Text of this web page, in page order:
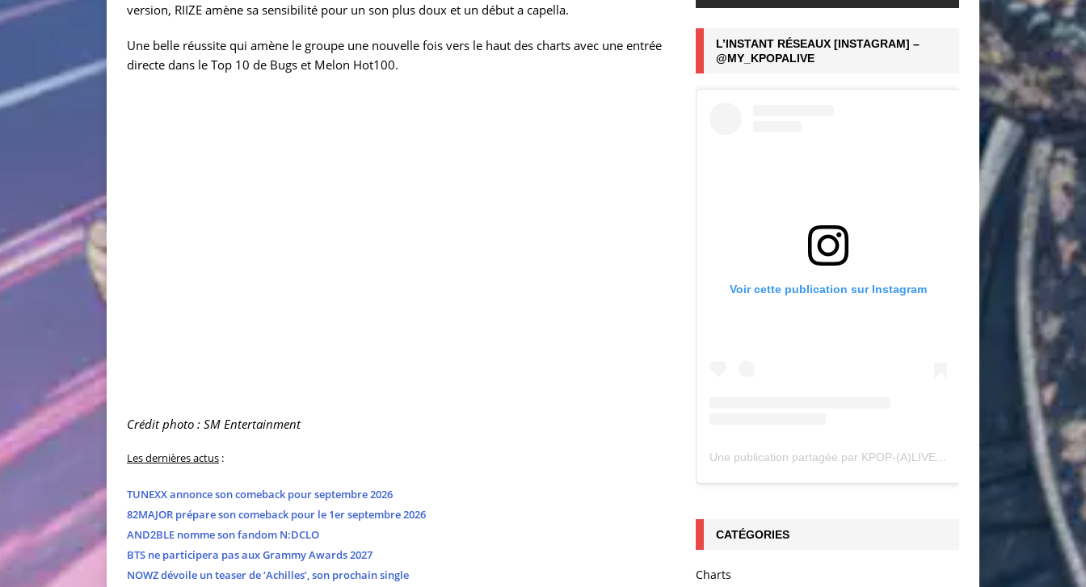
version, RIIZE amène sa sensibilité pour un son plus doux et un début a capella.
Une belle réussite qui amène le groupe une nouvelle fois vers le haut des charts avec une entrée
directe dans le Top 10 de Bugs et Melon Hot100.
Crédit photo : SM Entertainment
Les dernières actus :
TUNEXX annonce son comeback pour septembre 2026
82MAJOR prépare son comeback pour le 1er septembre 2026
AND2BLE nomme son fandom N:DCLO
BTS ne participera pas aux Grammy Awards 2027
NOWZ dévoile un teaser de ‘Achilles’, son prochain single
L’INSTANT RÉSEAUX [INSTAGRAM] –
@MY_KPOPALIVE
Voir cette publication sur Instagram
Une publication partagée par KPOP-(A)LIVE (@my_kpopalive)
CATÉGORIES
Charts